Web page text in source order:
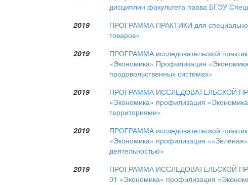
дисциплин факультета права БГЭУ
2019
ПРОГРАММА ПРАКТИКИ для
товаров»
2019
ПРОГРАММА исследовательской
«Экономика» Профилизация
продовольственных системах»
2019
ПРОГРАММА ИССЛЕДОВАТЕЛЬСКОЙ
«Экономика» профилизация
территориями»
2019
ПРОГРАММА исследовательской
«Экономика» профилизация
деятельностью»
2019
ПРОГРАММА ИССЛЕДОВАТЕЛЬСКОЙ
01 «Экономика» профилизация